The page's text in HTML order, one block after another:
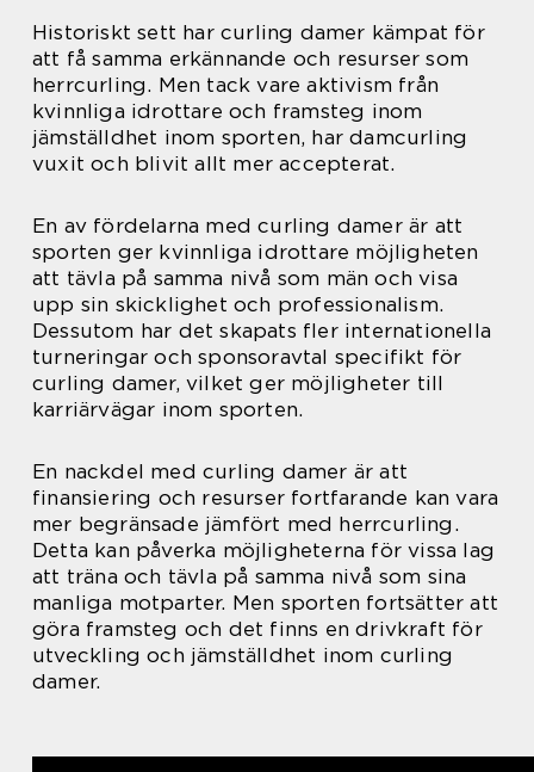
Historiskt sett har curling damer kämpat för
att få samma erkännande och resurser som
herrcurling. Men tack vare aktivism från
kvinnliga idrottare och framsteg inom
jämställdhet inom sporten, har damcurling
vuxit och blivit allt mer accepterat.
En av fördelarna med curling damer är att
sporten ger kvinnliga idrottare möjligheten
att tävla på samma nivå som män och visa
upp sin skicklighet och professionalism.
Dessutom har det skapats fler internationella
turneringar och sponsoravtal specifikt för
curling damer, vilket ger möjligheter till
karriärvägar inom sporten.
En nackdel med curling damer är att
finansiering och resurser fortfarande kan vara
mer begränsade jämfört med herrcurling.
Detta kan påverka möjligheterna för vissa lag
att träna och tävla på samma nivå som sina
manliga motparter. Men sporten fortsätter att
göra framsteg och det finns en drivkraft för
utveckling och jämställdhet inom curling
damer.